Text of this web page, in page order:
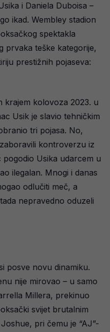
i Daniela Duboisa –
ikad. Wembley stadion
spektakla
prvaka teške kategorije,
prestižnih pojaseva:
kolovoza 2023. u
Usik je slavio tehničkim
tri pojasa. No,
kontroverzu iz
Usika udarcem u
ilegalan. Mnogi i danas
odlučiti meč, a
nepravedno oduzeli
posve novu dinamiku.
nije mirovao – u samo
Millera, prekinuo
svijet brutalnim
pri čemu je “AJ”-